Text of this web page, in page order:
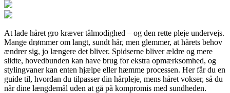
At lade håret gro kræver tålmodighed – og den rette pleje undervejs.
Mange drømmer om langt, sundt hår, men glemmer, at hårets behov
ændrer sig, jo længere det bliver. Spidserne bliver ældre og mere
slidte, hovedbunden kan have brug for ekstra opmærksomhed, og
stylingvaner kan enten hjælpe eller hæmme processen. Her får du en
guide til, hvordan du tilpasser din hårpleje, mens håret vokser, så du
når dine længdemål uden at gå på kompromis med sundheden.